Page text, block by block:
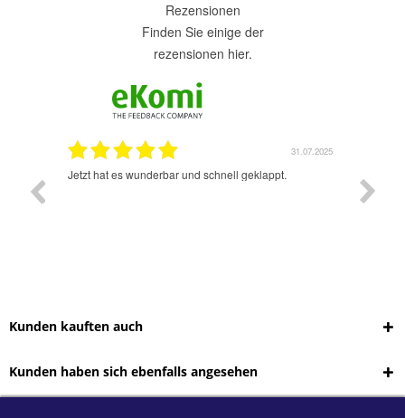
Rezensionen
finden Sie einige der
rezensionen hier.
31.07.2025
Jetzt hat es wunderbar und schnell geklappt.
Kunden kauften auch
Kunden haben sich ebenfalls angesehen